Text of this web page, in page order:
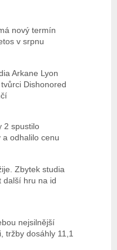
nový termín
v srpnu
Arkane Lyon
Dishonored
2 spustilo
a odhalilo cenu
Zbytek studia
další hru na id
nejsilnější
tržby dosáhly 11,1